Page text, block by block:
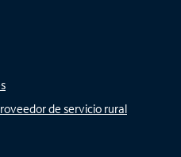
de servicio rural